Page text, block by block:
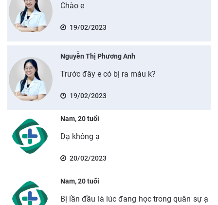
Chào e
19/02/2023
Nguyễn Thị Phương Anh
Trước đây e có bị ra máu k?
19/02/2023
Nam, 20 tuổi
Dạ không ạ
20/02/2023
Nam, 20 tuổi
Bị lần đầu là lúc đang học trong quân sự ạ